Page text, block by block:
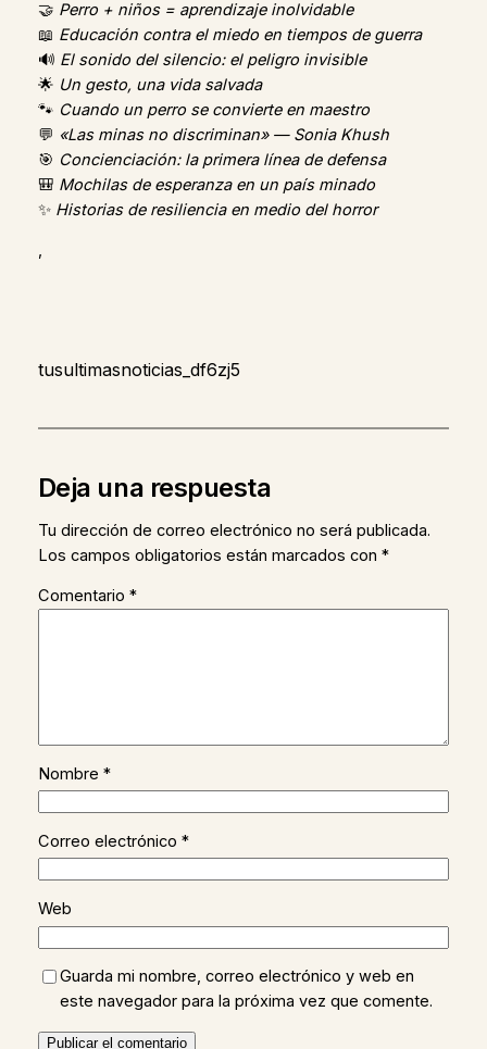
🤝 Perro + niños = aprendizaje inolvidable
📖 Educación contra el miedo en tiempos de guerra
🔊 El sonido del silencio: el peligro invisible
🌟 Un gesto, una vida salvada
🐾 Cuando un perro se convierte en maestro
💬 «Las minas no discriminan» — Sonia Khush
🎯 Concienciación: la primera línea de defensa
🎒 Mochilas de esperanza en un país minado
✨ Historias de resiliencia en medio del horror
,
tusultimasnoticias_df6zj5
Deja una respuesta
Tu dirección de correo electrónico no será publicada.
Los campos obligatorios están marcados con *
Comentario *
Nombre *
Correo electrónico *
Web
Guarda mi nombre, correo electrónico y web en
este navegador para la próxima vez que comente.